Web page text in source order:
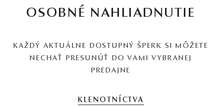
OSOBNÉ NAHLIADNUTIE
KAŽDÝ AKTUÁLNE DOSTUPNÝ ŠPERK SI MÔŽETE
NECHAŤ PRESUNÚŤ DO VAMI VYBRANEJ
PREDAJNE
KLENOTNÍCTVA